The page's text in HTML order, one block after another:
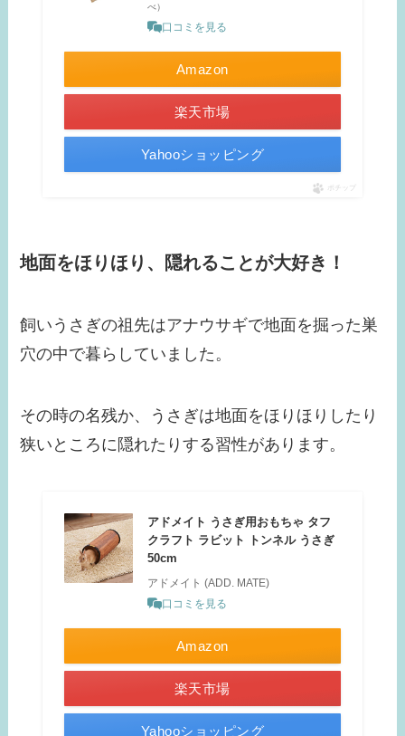
べ）
口コミを見る
Amazon
楽天市場
Yahooショッピング
ポチップ
地面をほりほり、隠れることが大好き！
飼いうさぎの祖先はアナウサギで地面を掘った巣
穴の中で暮らしていました。
その時の名残か、うさぎは地面をほりほりしたり
狭いところに隠れたりする習性があります。
アドメイト うさぎ用おもちゃ タフ
クラフト ラビット トンネル うさぎ
50cm
アドメイト (ADD. MATE)
口コミを見る
Amazon
楽天市場
Yahooショッピング